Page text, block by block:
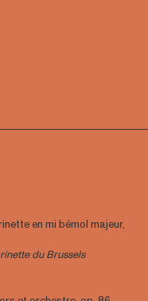
en mi bémol majeur,
du Brussels